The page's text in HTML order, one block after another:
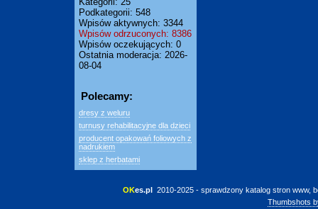
Podkategorii: 548
Wpisów aktywnych: 3344
Wpisów odrzuconych: 8386
Wpisów oczekujących: 0
Ostatnia moderacja: 2026-
08-04
Polecamy:
dresy z weluru
turnusy rehabilitacyjne dla dzieci
producent opakowań foliowych z
nadrukiem
sklep z herbatami
OKes.pl 2010-2025 - sprawdzony katalog stron www,
Thumbshots